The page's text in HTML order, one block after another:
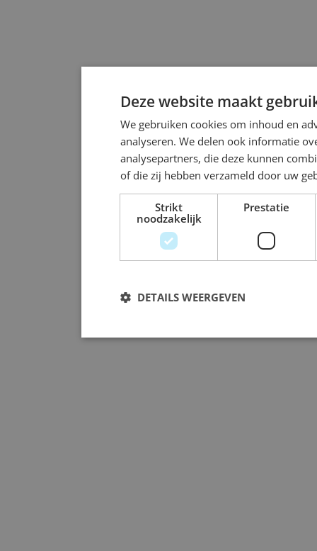
Deze website maakt
We gebruiken cookies om inhoud en
analyseren. We delen ook informatie
analysepartners, die deze kunnen
of die zij hebben verzameld door uw
Strikt
noodzakelijk
Prestatie
DETAILS WEERGEVEN